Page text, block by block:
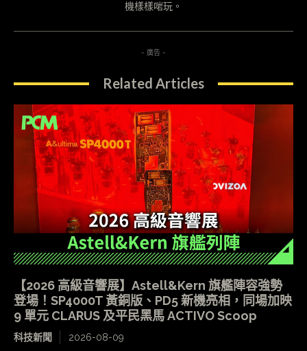
機樣樣啱玩。
- 廣告 -
Related Articles
【2026 高級音響展】Astell&Kern 旗艦陣容強勢
登場！SP4000T 黃銅版、PD5 新機亮相，同場加映
9 單元 CLARUS 及平民黑馬 ACTIVO Scoop
科技新聞 2026-08-09